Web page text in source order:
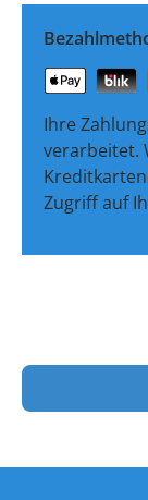
Ihre
verarbeitet.
Zugriff auf